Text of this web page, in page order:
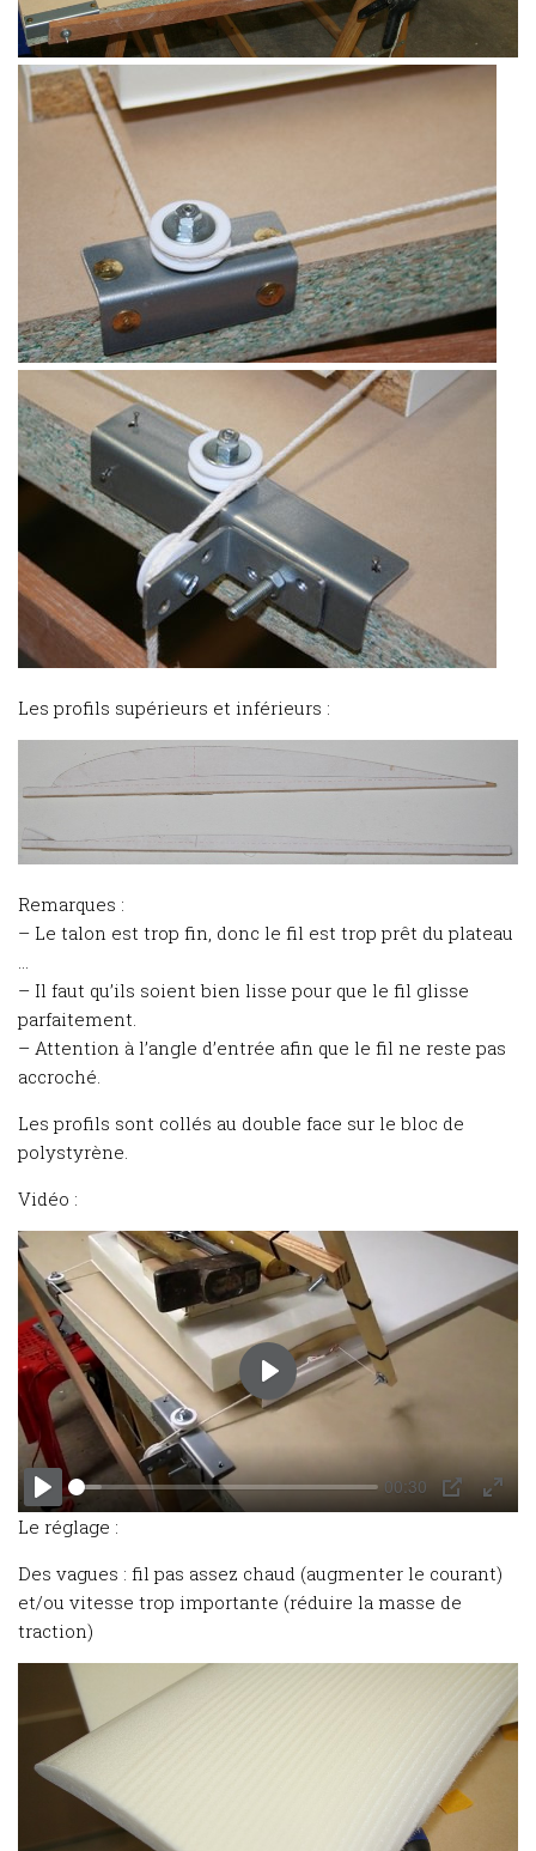
Les profils supérieurs et inférieurs :
Remarques :
– Le talon est trop fin, donc le fil est trop prêt du plateau
…
– Il faut qu’ils soient bien lisse pour que le fil glisse
parfaitement.
– Attention à l’angle d’entrée afin que le fil ne reste pas
accroché.
Les profils sont collés au double face sur le bloc de
polystyrène.
Vidéo :
Play
00:30
PIP Enter
Play
Le réglage :
Des vagues : fil pas assez chaud (augmenter le courant)
et/ou vitesse trop importante (réduire la masse de
traction)